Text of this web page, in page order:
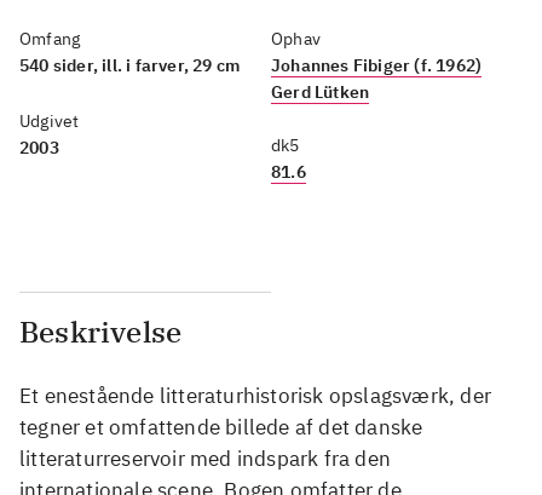
540 sider, ill. i farver, 29 cm
2003
Johannes Fibiger (f. 1962)
Gerd Lütken
Beskrivelse
Et enestående litteraturhistorisk opslagsværk, der
tegner et omfattende billede af det danske
litteraturreservoir med indspark fra den
internationale scene. Bogen omfatter de